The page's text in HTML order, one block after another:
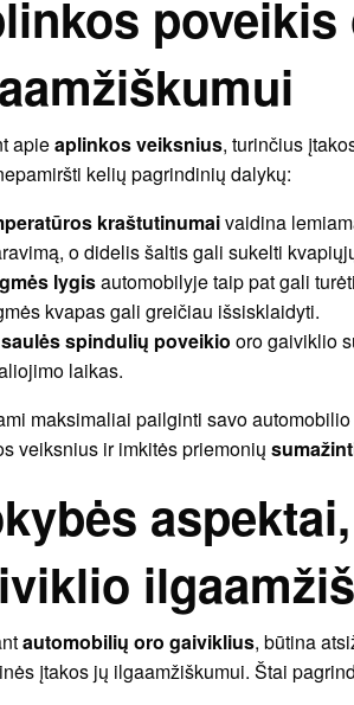
apieaplinkos veiksnius, turinčius
kelių pagrindinių dalykų:
kraštutinumaivaidina
o didelis šaltis gali sukelti
lygisautomobilyje taip pat gali
kvapas gali greičiau išsisklaidyti.
spindulių poveikio oro gaiviklio
laikas.
maksimaliai pailginti savo
veiksnius ir imkitės priemonių
automobilių oro gaiviklius, būtina
įtakos jų ilgaamžiškumui. Štai